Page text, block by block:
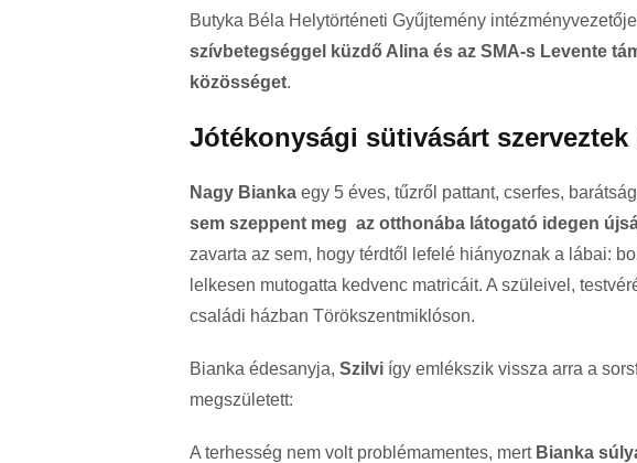
Butyka Béla Helytörténeti Gyűjtemény
szívbetegséggel küzdő Alina és az SMA-s Levente
közösséget.
Jótékonysági sütivásárt szerveztek
Nagy Bianka egy 5 éves, tűzről pattant, cserfes,
sem szeppent meg az otthonába látogató idegen
zavarta az sem, hogy térdtől lefelé hiányoznak a lábai:
lelkesen mutogatta kedvenc matricáit. A szüleivel,
családi házban Törökszentmiklóson.
Bianka édesanyja, Szilvi így emlékszik vissza arra a
megszületett:
A terhesség nem volt problémamentes, mert Bianka